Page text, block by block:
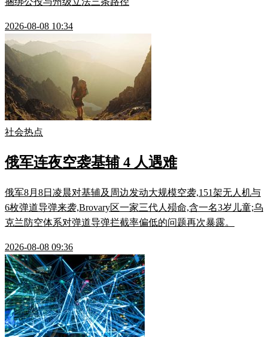
2026-08-08 10:34
社会热点
俄军连夜空袭基辅 4 人遇难
俄军8月8日凌晨对基辅及周边发动大规模空袭,151架无人机与
6枚弹道导弹来袭,Brovary区一家三代人殒命,含一名3岁儿童;乌
克兰防空体系对弹道导弹拦截率偏低的问题再次暴露。
2026-08-08 09:36